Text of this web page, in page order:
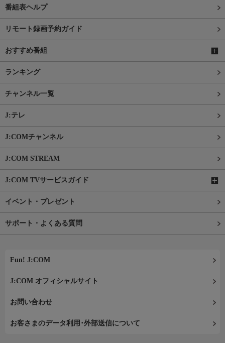
番組表ヘルプ
リモート録画予約ガイド
おすすめ番組
ランキング
チャンネル一覧
J:テレ
J:COMチャンネル
J:COM STREAM
J:COM TVサービスガイド
イベント・プレゼント
サポート・よくある質問
Fun! J:COM
J:COM オフィシャルサイト
お問い合わせ
お客さまのデータ利用･外部送信について